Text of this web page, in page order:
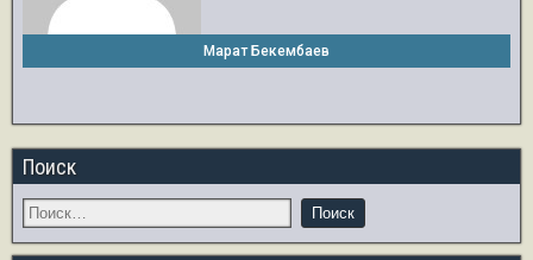
Марат Бекембаев
Поиск